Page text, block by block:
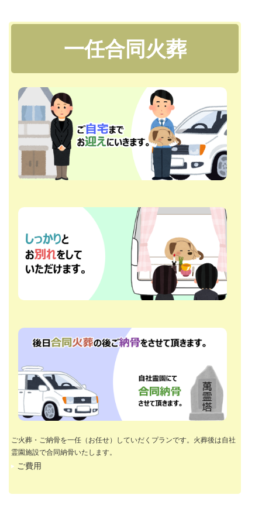
一任合同火葬
ご火葬・ご納骨を一任（お任せ）していだくプランです。火葬後は自社
霊園施設で合同納骨いたします。
ご費用